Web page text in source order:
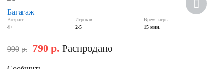
Багагаж
Возраст
4+
Игроков
2-5
Время игры
15 мин.
990 р. 790 р. Распродано